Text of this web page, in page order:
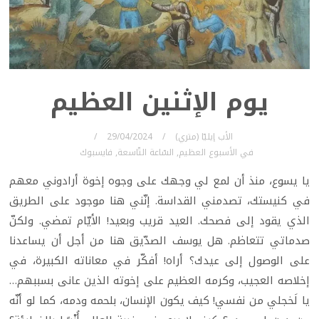
يوم الإثنين العظيم
الأب إيليّا (متري)
29/04/2024
في الأسبوع العظيم, السّاعة التّاسعة, فايسبوك
يا يسوع، منذ أن لمع لي وجهك على وجوه إخوة أرادوني معهم
في كنيستك، تصدمني القداسة. إنّني هنا موجود على الطريق
الذي يقود إلى فصحك. العيد قريب وبعيد! الأيّام تمضي. ولكنّ
صدماتي تتعاظم. هل يوسف الصدّيق هنا من أجل أن يساعدنا
على الوصول إلى عيدك؟ أراه! أفكّر في معاناته الكبيرة، في
إخلاصه العجيب، وكرمه العظيم على إخوته الذين عانى بسببهم…
يا لَخجلي من نفسي! كيف يكون الإنسان، بلحمه ودمه، كما لو أنّه